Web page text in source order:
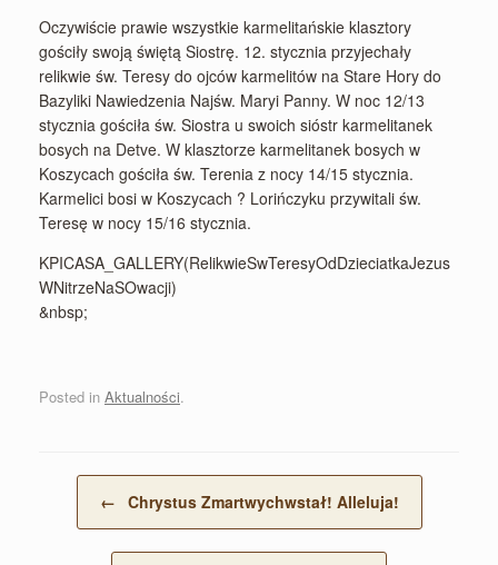
Oczywiście prawie wszystkie karmelitańskie klasztory
gościły swoją świętą Siostrę. 12. stycznia przyjechały
relikwie św. Teresy do ojców karmelitów na Stare Hory do
Bazyliki Nawiedzenia Najśw. Maryi Panny. W noc 12/13
stycznia gościła św. Siostra u swoich sióstr karmelitanek
bosych na Detve. W klasztorze karmelitanek bosych w
Koszycach gościła św. Terenia z nocy 14/15 stycznia.
Karmelici bosi w Koszycach ? Lorińczyku przywitali św.
Teresę w nocy 15/16 stycznia.
KPICASA_GALLERY(RelikwieSwTeresyOdDzieciatkaJezus
WNitrzeNaSOwacji)
&nbsp;
Posted in Aktualności.
← Chrystus Zmartwychwstał! Alleluja!